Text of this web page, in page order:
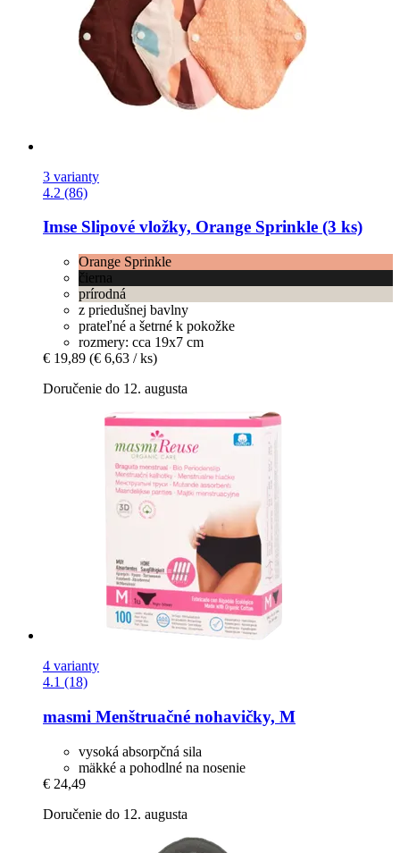
3 varianty
4.2 (86)
Imse Slipové vložky, Orange Sprinkle (3 ks)
Orange Sprinkle
čierna
prírodná
z priedušnej bavlny
prateľné a šetrné k pokožke
rozmery: cca 19x7 cm
€ 19,89 (€ 6,63 / ks)
Doručenie do 12. augusta
4 varianty
4.1 (18)
masmi Menštruačné nohavičky, M
vysoká absorpčná sila
mäkké a pohodlné na nosenie
€ 24,49
Doručenie do 12. augusta